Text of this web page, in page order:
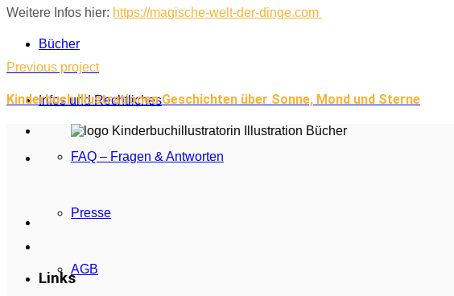
Bücher
Infos und Rechtliches
FAQ – Fragen & Antworten
Presse
AGB
Weitere Infos hier: https://magische-welt-der-dinge.com
Previous project
Kinderbuch Illustrationen Geschichten über Sonne, Mond und Sterne
Links